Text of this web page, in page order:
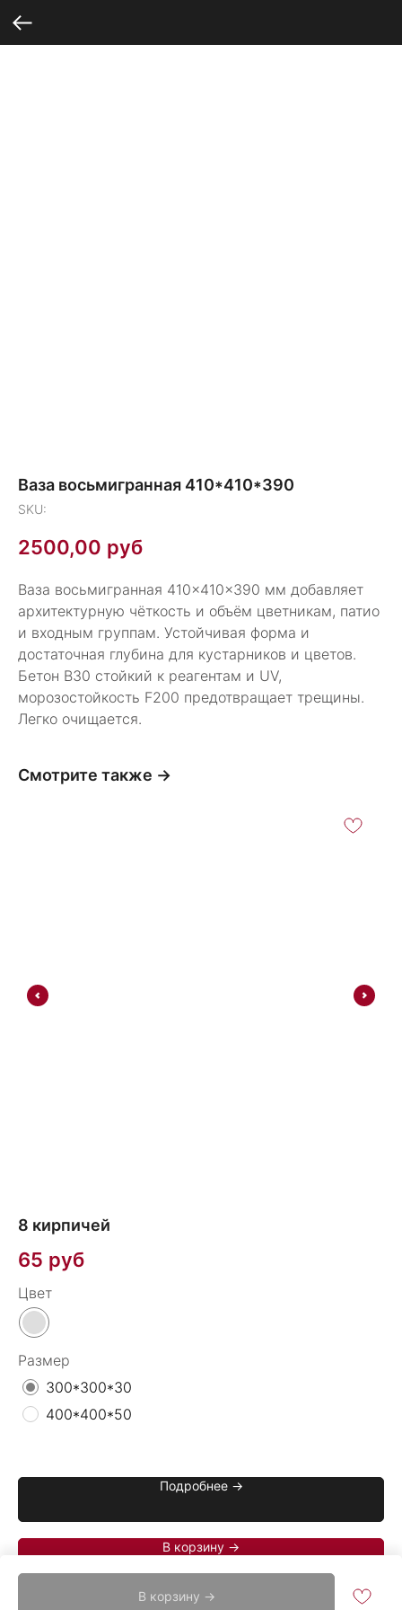
Ваза восьмигранная 410*410*390
SKU:
2500,00 руб
В корзину →
Ваза восьмигранная 410×410×390 мм добавляет
архитектурную чёткость и объём цветникам, патио
и входным группам. Устойчивая форма и
достаточная глубина для кустарников и цветов.
Бетон В30 стойкий к реагентам и UV,
морозостойкость F200 предотвращает трещины.
Легко очищается.
Смотрите также →
8 кирпичей
65 руб
Цвет
Размер
300*300*30
400*400*50
Подробнее →
В корзину →